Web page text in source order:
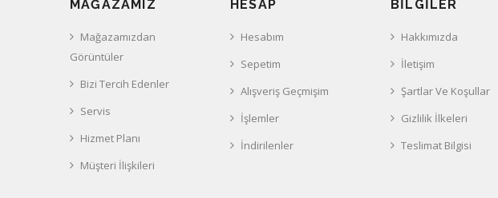
MAĞAZAMIZ
Mağazamızdan
Görüntüler
Bizi Tercih Edenler
Servis
Hizmet Planı
Müşteri İlişkileri
HESAP
Hesabım
Sepetim
Alışveriş Geçmişim
İşlemler
İndirilenler
BILGILER
Hakkımızda
İletişim
Şartlar Ve Koşullar
Gizlilik İlkeleri
Teslimat Bilgisi